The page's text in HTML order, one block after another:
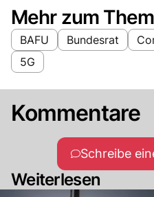
Mehr zum
BAFU Bundesrat
5G
Kommentare
Schreibe
Weiterlesen